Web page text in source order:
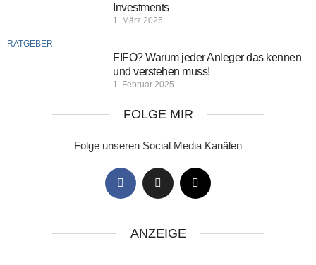
Investments
1. März 2025
RATGEBER
FIFO? Warum jeder Anleger das kennen
und verstehen muss!
1. Februar 2025
FOLGE MIR
Folge unseren Social Media Kanälen
ANZEIGE